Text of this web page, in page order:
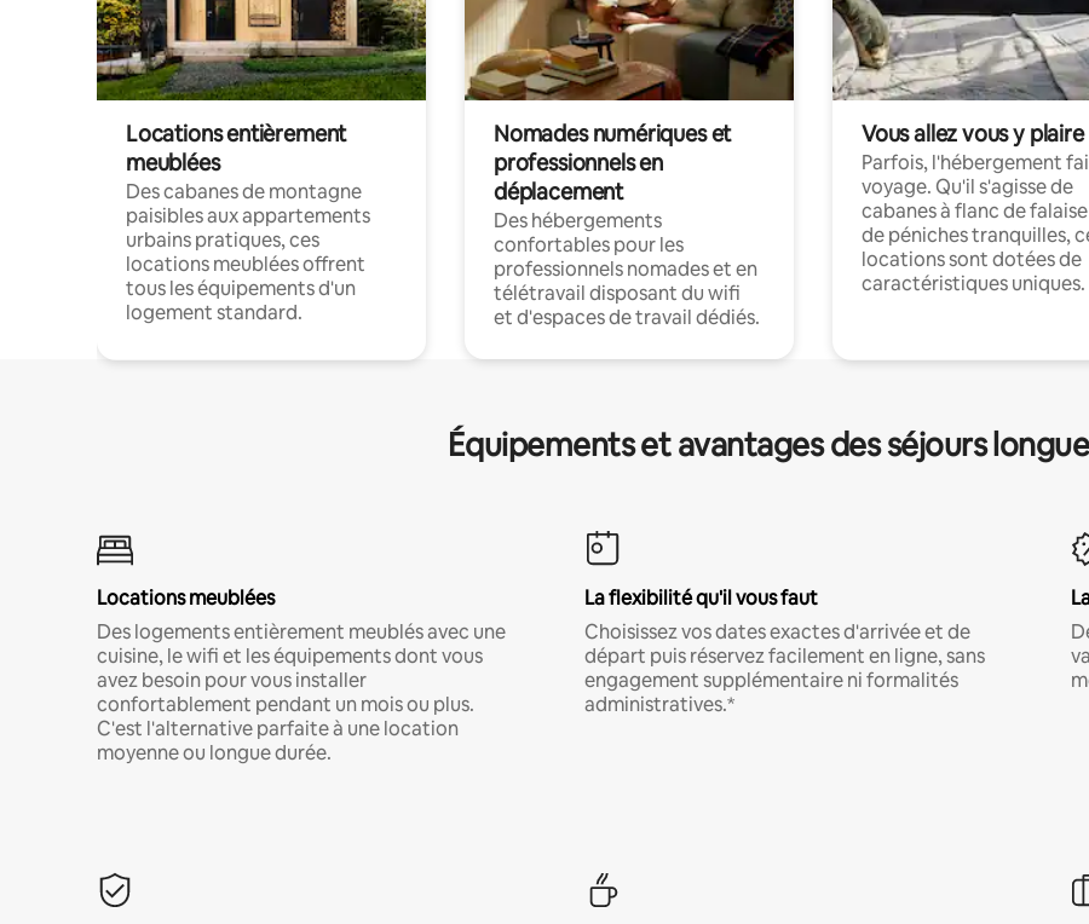
Locations entièrement
meublées
Des cabanes de montagne
paisibles aux appartements
urbains pratiques, ces
locations meublées offrent
tous les équipements d'un
logement standard.
Nomades numériques et
professionnels en
déplacement
Des hébergements
confortables pour les
professionnels nomades et en
télétravail disposant du wifi
et d'espaces de travail dédiés.
Vous allez vous y plaire
Parfois, l'hébergement
voyage. Qu'il s'agisse de
cabanes à flanc de
de péniches tranquilles,
locations sont dotées de
caractéristiques uniques.
Équipements et avantages des séjours
Locations meublées
Des logements entièrement meublés avec une
cuisine, le wifi et les équipements dont vous
avez besoin pour vous installer
confortablement pendant un mois ou plus.
C'est l'alternative parfaite à une location
moyenne ou longue durée.
La flexibilité qu'il vous faut
Choisissez vos dates exactes d'arrivée et de
départ puis réservez facilement en ligne, sans
engagement supplémentaire ni formalités
administratives.*